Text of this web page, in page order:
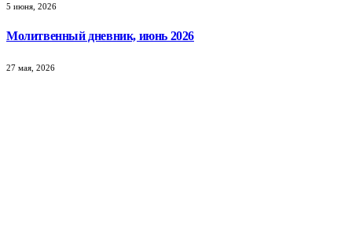
5 июня, 2026
Молитвенный дневник, июнь 2026
27 мая, 2026